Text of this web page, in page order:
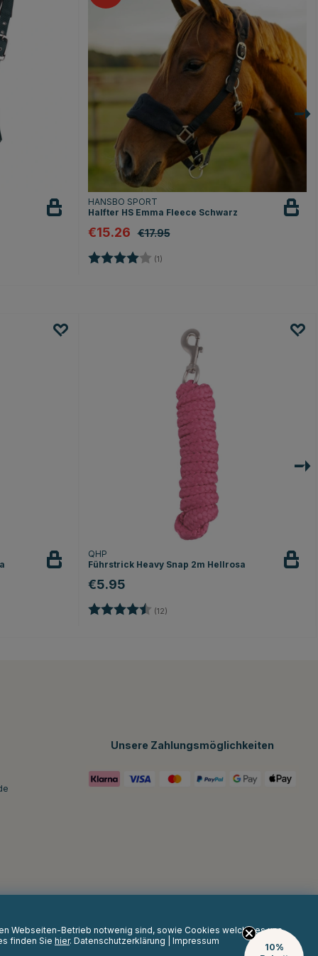
HANSBO SPORT
Halfter HS Emma Fleece Schwarz
€15.26 €17.95
Bewertung: (1)
QHP
Führstrick Heavy Snap 2m Hellrosa
€5.95
Bewertung: (12)
Unsere Zahlungsmöglichkeiten
Webseiten-Betrieb notwenig sind, sowie Cookies welche es uns
finden Sie hier. Datenschutzerklärung Impressum
10%